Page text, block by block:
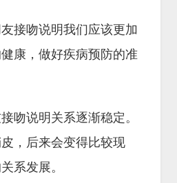
接吻说明我们应该更加
康，做好疾病预防的准
吻说明关系逐渐稳定。
，后来会变得比较现
系发展。